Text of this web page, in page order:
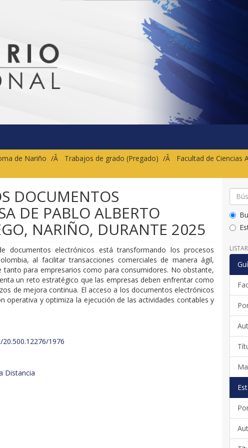
de Nariño Trabajos de grado (Pregado)
Facultad de Ciencias
DOCUMENTOS
DE PABLO ALBERTO
NARIÑO, DURANTE 2025
documentos electrónicos está transformando los procesos
al facilitar transacciones comerciales de manera ágil,
tanto para empresarios como para consumidores. No obstante,
un reto estratégico que las empresas deben enfrentar como
de mejora continua. El acceso a los documentos electrónicos
operativa y optimiza la ejecución de las actividades contables y
1976
Distancia
LISTAR